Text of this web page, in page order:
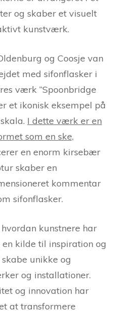
og skaber et visuelt
kunstværk.
og Coosje van
med sifonflasker i
værk “Spoonbridge
et ikonisk eksempel på
I dette værk er en
som en ske,
en enorm kirsebær
skaber en
kommentar
sifonflasker.
kunstnere har
kilde til inspiration og
unikke og
og installationer.
og innovation har
at transformere